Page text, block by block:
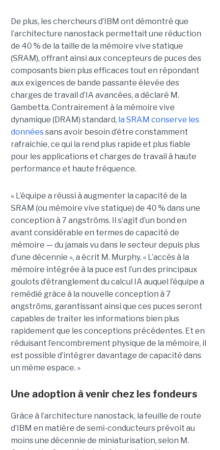
De plus, les chercheurs d’IBM ont démontré que
l’architecture nanostack permettait une réduction
de 40 % de la taille de la mémoire vive statique
(SRAM), offrant ainsi aux concepteurs de puces des
composants bien plus efficaces tout en répondant
aux exigences de bande passante élevée des
charges de travail d’IA avancées, a déclaré M.
Gambetta. Contrairement à la mémoire vive
dynamique (DRAM) standard, la SRAM conserve les
donnéessans avoir besoin d’être constamment
rafraîchie, ce qui la rend plus rapide et plus fiable
pour les applications et charges de travail à haute
performance et haute fréquence.
« L’équipe a réussi à augmenter la capacité de la
SRAM (ou mémoire vive statique) de 40 % dans une
conception à 7 angströms. Il s’agit d’un bond en
avant considérable en termes de capacité de
mémoire — du jamais vu dans le secteur depuis plus
d’une décennie », a écrit M. Murphy. « L’accès à la
mémoire intégrée à la puce est l’un des principaux
goulots d’étranglement du calcul IA auquel l’équipe a
remédié grâce à la nouvelle conception à 7
angströms, garantissant ainsi que ces puces seront
capables de traiter les informations bien plus
rapidement que les conceptions précédentes. Et en
réduisant l’encombrement physique de la mémoire, il
est possible d’intégrer davantage de capacité dans
un même espace. »
Une adoption à venir chez les fondeurs
Grâce à l’architecture nanostack, la feuille de route
d’IBM en matière de semi-conducteurs prévoit au
moins une décennie de miniaturisation, selon M.